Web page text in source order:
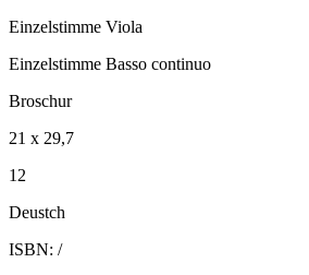
Einzelstimme Viola
Einzelstimme Basso continuo
Broschur
21 x 29,7
12
Deustch
ISBN: /